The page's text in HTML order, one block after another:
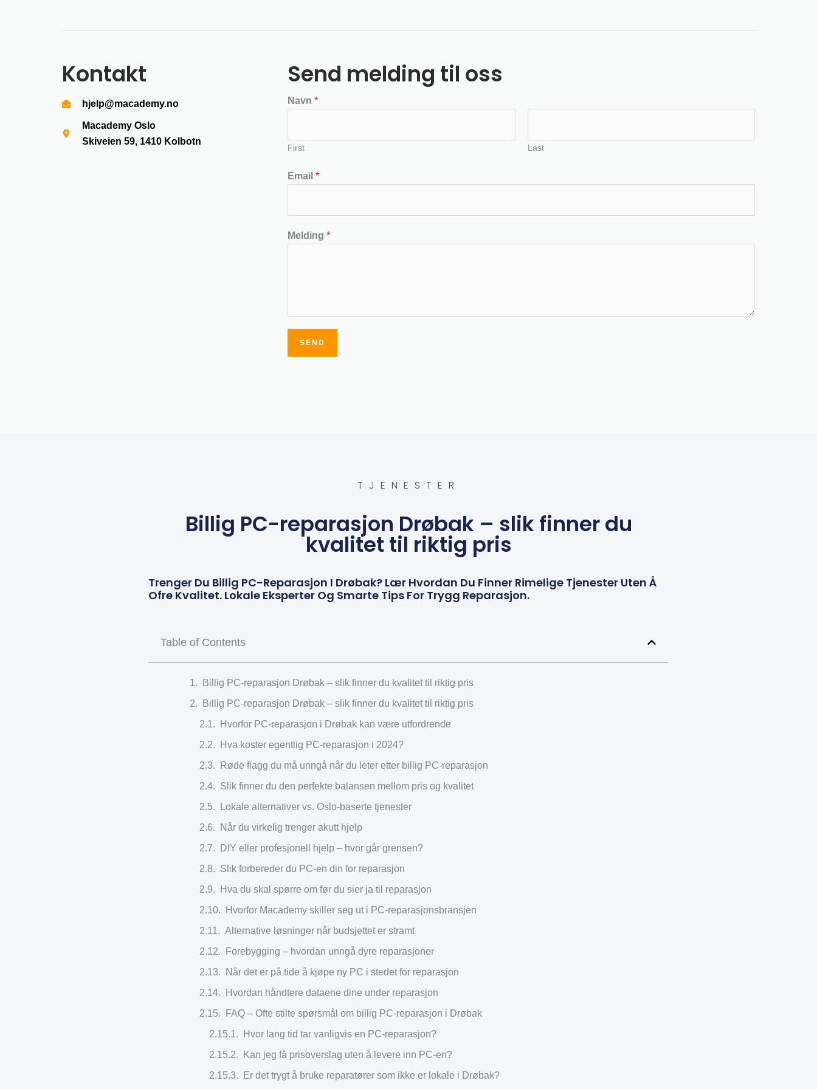
Kontakt
hjelp@macademy.no
Macademy Oslo
Skiveien 59, 1410 Kolbotn
Send melding til oss
Navn*
First Last
Email*
Melding*
SEND
TJENESTER
Billig PC-reparasjon Drøbak – slik finner du
kvalitet til riktig pris
Trenger Du Billig PC-Reparasjon I Drøbak? Lær Hvordan Du Finner Rimelige Tjenester Uten Å
Ofre Kvalitet. Lokale Eksperter Og Smarte Tips For Trygg Reparasjon.
Table of Contents
Billig PC-reparasjon Drøbak – slik finner du kvalitet til riktig pris
Billig PC-reparasjon Drøbak – slik finner du kvalitet til riktig pris
Hvorfor PC-reparasjon i Drøbak kan være utfordrende
Hva koster egentlig PC-reparasjon i 2024?
Røde flagg du må unngå når du leter etter billig PC-reparasjon
Slik finner du den perfekte balansen mellom pris og kvalitet
Lokale alternativer vs. Oslo-baserte tjenester
Når du virkelig trenger akutt hjelp
DIY eller profesjonell hjelp – hvor går grensen?
Slik forbereder du PC-en din for reparasjon
Hva du skal spørre om før du sier ja til reparasjon
Hvorfor Macademy skiller seg ut i PC-reparasjonsbransjen
Alternative løsninger når budsjettet er stramt
Forebygging – hvordan unngå dyre reparasjoner
Når det er på tide å kjøpe ny PC i stedet for reparasjon
Hvordan håndtere dataene dine under reparasjon
FAQ – Ofte stilte spørsmål om billig PC-reparasjon i Drøbak
Hvor lang tid tar vanligvis en PC-reparasjon?
Kan jeg få prisoverslag uten å levere inn PC-en?
Er det trygt å bruke reparatører som ikke er lokale i Drøbak?